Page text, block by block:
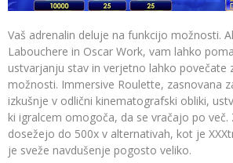
Vaš adrenalin deluje na funkcijo možnosti.
Labouchere in Oscar Work, vam lahko
ustvarjanju stav in verjetno lahko povečate
možnosti. Immersive Roulette, zasnovana
izkušnje v odlični kinematografski obliki,
ki igralcem omogoča, da se vračajo po
dosežejo do 500x v alternativah, kot je
je sveže navdušenje pogosto veliko.